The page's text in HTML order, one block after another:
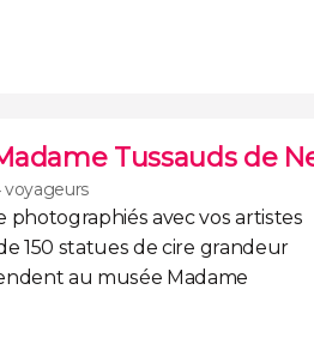
Tussauds de
voyageurs
photographiés avec vos artistes
150 statues de cire grandeur
au musée Madame